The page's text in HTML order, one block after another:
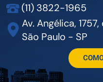
(11) 3822-1965
Av. Angélica,
São Paulo - SP